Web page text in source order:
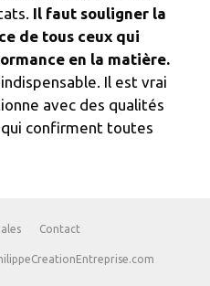
Il faut souligner la
de tous ceux qui
en la matière.
Il est vrai
avec des qualités
confirment toutes
Contact